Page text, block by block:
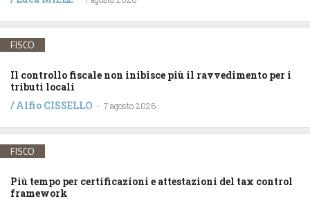
FISCO
Il controllo fiscale non inibisce più il ravvedimento per i
tributi locali
/Alfio CISSELLO - 7 agosto 2026
FISCO
Più tempo per certificazioni e attestazioni del tax control
framework